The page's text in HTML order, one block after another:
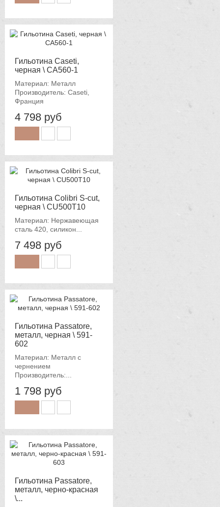
Гильотина Caseti,
черная \ CA560-1
Материал: Металл
Производитель: Caseti,
Франция
4 798 руб
Гильотина Colibri S-cut,
черная \ CU500T10
Материал: Нержавеющая
сталь 420, силикон...
7 498 руб
Гильотина Passatore,
металл, черная \ 591-
602
Материал: Металл с
чернением
Производитель:...
1 798 руб
Гильотина Passatore,
металл, черно-красная
\...